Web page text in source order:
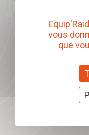
comprendre les sujets qui
proposés. Ce choix est
mon inscription.
vous
que